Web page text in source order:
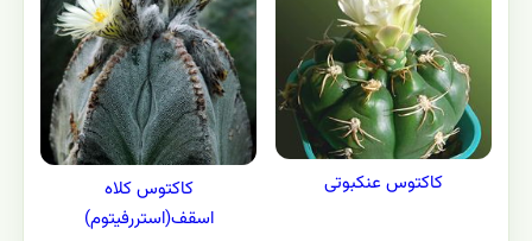
کاکتوس عنکبوتی
کاکتوس کلاه
اسقف(استررفیتوم)